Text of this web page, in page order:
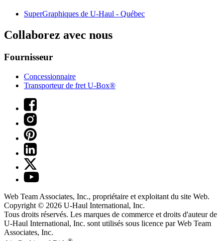
SuperGraphiques de U-Haul - Québec
Collaborez avec nous
Fournisseur
Concessionnaire
Transporteur de fret U-Box®
Web Team Associates, Inc., propriétaire et exploitant du site Web.
Copyright © 2026 U-Haul International, Inc.
Tous droits réservés. Les marques de commerce et droits d'auteur de
U-Haul International, Inc. sont utilisés sous licence par Web Team
Associates, Inc.